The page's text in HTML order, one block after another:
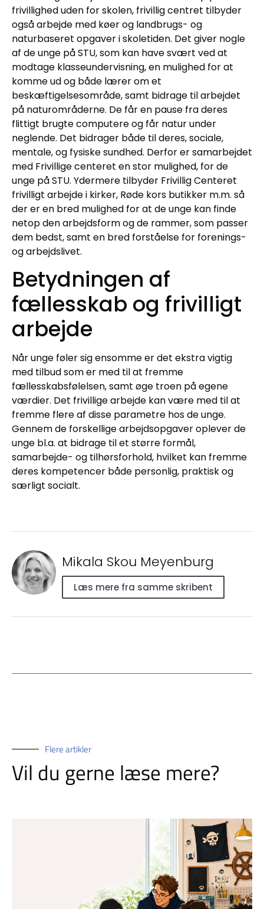
frivillighed uden for skolen, frivillig centret tilbyder
også arbejde med køer og landbrugs- og
naturbaseret opgaver i skoletiden. Det giver nogle
af de unge på STU, som kan have svært ved at
modtage klasseundervisning, en mulighed for at
komme ud og både lærer om et
beskæftigelsesområde, samt bidrage til arbejdet
på naturområderne. De får en pause fra deres
flittigt brugte computere og får natur under
neglende. Det bidrager både til deres, sociale,
mentale, og fysiske sundhed. Derfor er samarbejdet
med Frivillige centeret en stor mulighed, for de
unge på STU. Ydermere tilbyder Frivillig Centeret
frivilligt arbejde i kirker, Røde kors butikker m.m. så
der er en bred mulighed for at de unge kan finde
netop den arbejdsform og de rammer, som passer
dem bedst, samt en bred forståelse for forenings-
og arbejdslivet.
Betydningen af
fællesskab og frivilligt
arbejde
Når unge føler sig ensomme er det ekstra vigtig
med tilbud som er med til at fremme
fællesskabsfølelsen, samt øge troen på egene
værdier. Det frivillige arbejde kan være med til at
fremme flere af disse parametre hos de unge.
Gennem de forskellige arbejdsopgaver oplever de
unge bl.a. at bidrage til et større formål,
samarbejde- og tilhørsforhold, hvilket kan fremme
deres kompetencer både personlig, praktisk og
særligt socialt.
Mikala Skou Meyenburg
Læs mere fra samme skribent
Flere artikler
Vil du gerne læse mere?